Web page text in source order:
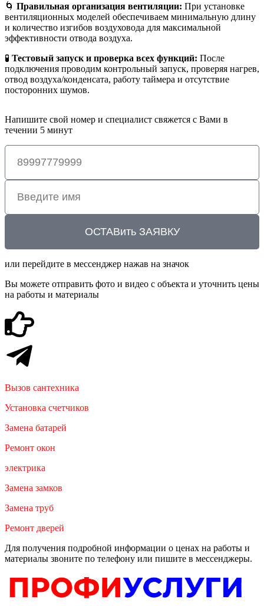
🌀 Правильная организация вентиляции: При установке
вентиляционных моделей обеспечиваем минимальную длину
и количество изгибов воздуховода для максимальной
эффективности отвода воздуха.
🧪 Тестовый запуск и проверка всех функций: После
подключения проводим контрольный запуск, проверяя нагрев,
отвод воздуха/конденсата, работу таймера и отсутствие
посторонних шумов.
Напишите свой номер и специалист свяжется с Вами в
течении 5 минут
ОСТАВить ЗАЯВКУ
или перейдите в мессенджер нажав на значок
Вы можете отправить фото и видео с объекта и уточнить цены
на работы и материалы
Вызов сантехника
Установка счетчиков
Замена батарей
Ремонт окон
электрика
Замена замков
Замена труб
Ремонт дверей
Для получения подробной информации о ценах на работы и
материалы звоните по телефону или пишите в мессенджеры.